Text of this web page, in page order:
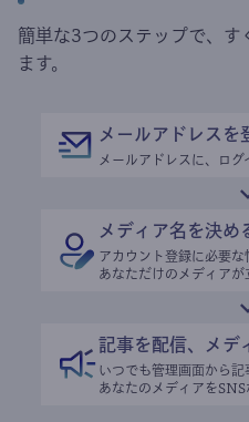
簡単な3つのステップで、す
ます。
メールアドレスを
メールアドレスに、ログ
メディア名を決め
アカウント登録に必要な
あなただけのメディアが
記事を配信、メデ
いつでも管理画面から記
あなたのメディアをSNS